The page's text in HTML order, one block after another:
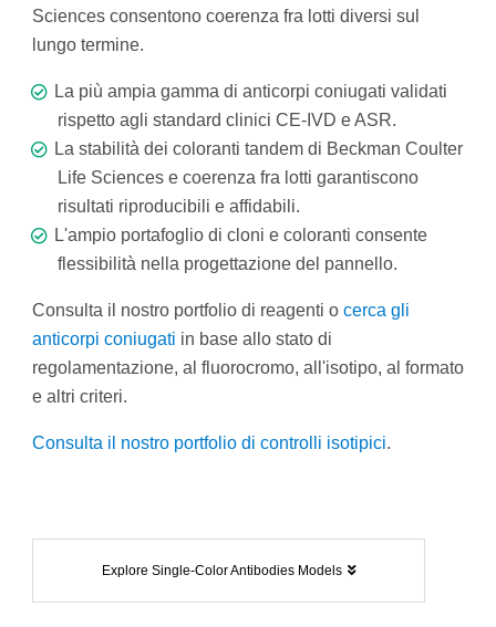
Sciences consentono coerenza fra lotti diversi sul
lungo termine.
La più ampia gamma di anticorpi coniugati validati
rispetto agli standard clinici CE-IVD e ASR.
La stabilità dei coloranti tandem di Beckman Coulter
Life Sciences e coerenza fra lotti garantiscono
risultati riproducibili e affidabili.
L'ampio portafoglio di cloni e coloranti consente
flessibilità nella progettazione del pannello.
Consulta il nostro portfolio di reagenti o cerca gli
anticorpi coniugati in base allo stato di
regolamentazione, al fluorocromo, all'isotipo, al formato
e altri criteri.
Consulta il nostro portfolio di controlli isotipici.
Explore Single-Color Antibodies Models